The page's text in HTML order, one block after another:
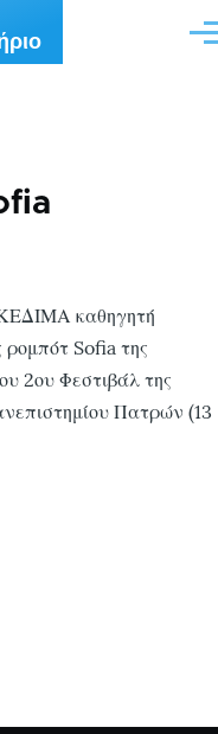
καθηγητή
Sofia της
2ου Φεστιβάλ της
Πατρών (13